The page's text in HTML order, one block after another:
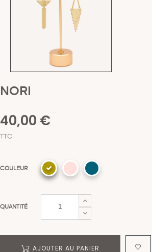
NORI
40,00 €
TTC
COULEUR
QUANTITÉ
AJOUTER AU PANIER